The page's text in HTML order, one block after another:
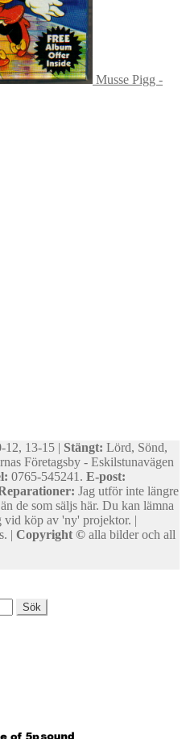
Musse Pigg -
12, 13-15 | Stängt: Lörd, Sönd,
Företagsby - Eskilstunavägen
0765-545241. E-post:
Jag utför inte längre
de som säljs här. Du kan lämna
vid köp av 'ny' projektor. |
| Copyright © alla bilder och all
Sök